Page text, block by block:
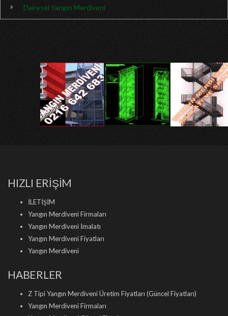
Dairesel Yangın Merdiveni
HIZLI ERİŞİM
İLETİŞİM
Yangın Merdiveni Firmaları
Yangın Merdiveni İmalatı
Yangın Merdiveni Fiyatları
Yangın Merdiveni
HABERLER
Z Tipi Yangın Merdiveni Üretim Fiyatları (Güncel Fiyatları)
Yangın Merdiveni Firmaları